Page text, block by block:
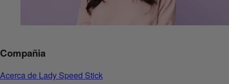
Compañia
Acerca de Lady Speed Stick